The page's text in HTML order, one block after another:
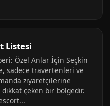
Listesi
Özel Anlar İçin Seçkin
sadece travertenleri ve
ziyaretçilerine
çeken bir bölgedir.